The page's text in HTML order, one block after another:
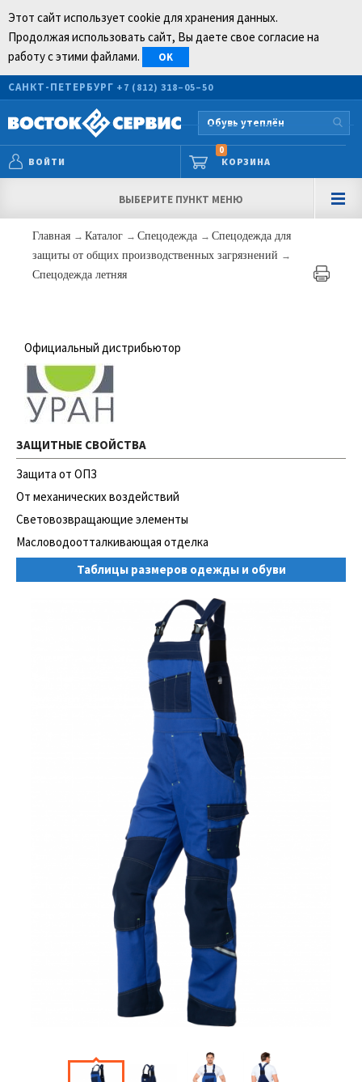
Этот сайт использует cookie для хранения данных.
Продолжая использовать сайт, Вы даете свое согласие на
работу с этими файлами.
OK
САНКТ-ПЕТЕРБУРГ +7 (812) 318–05–50
ВОЙТИ КОРЗИНА
0
ВЫБЕРИТЕ ПУНКТ МЕНЮ
Главная → Каталог → Спецодежда → Спецодежда для
защиты от общих производственных загрязнений →
Спецодежда летняя
Официальный дистрибьютор
ЗАЩИТНЫЕ СВОЙСТВА
Защита от ОПЗ
От механических воздействий
Световозвращающие элементы
Масловодоотталкивающая отделка
Таблицы размеров одежды и обуви